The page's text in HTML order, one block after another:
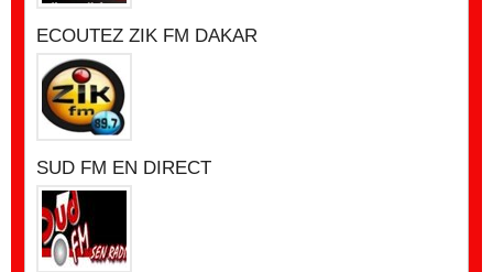
ECOUTEZ ZIK FM DAKAR
SUD FM EN DIRECT